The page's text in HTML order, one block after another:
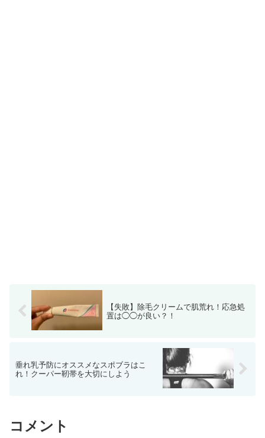
【失敗】除毛クリームで肌荒れ！応急処
置は◯◯が良い？！
垂れ乳予防にオススメなスポブラはこ
れ！クーパー靭帯を大切にしよう
コメント